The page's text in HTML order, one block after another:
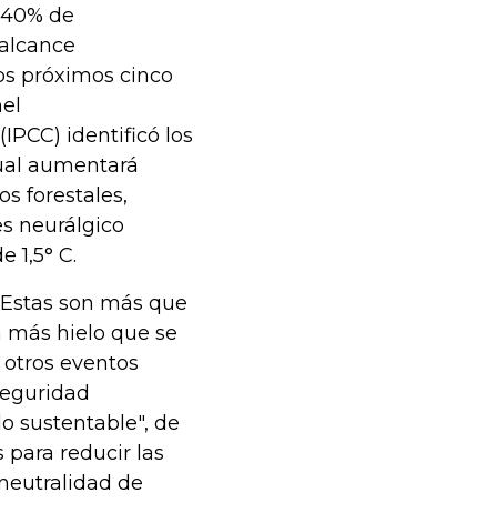
de
próximos cinco
identificó los
aumentará
forestales,
neurálgico
C.
son más que
hielo que se
eventos
sustentable", de
para reducir las
de